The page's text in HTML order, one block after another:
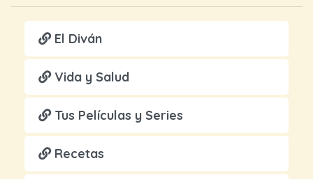
El Diván
Vida y Salud
Tus Películas y Series
Recetas